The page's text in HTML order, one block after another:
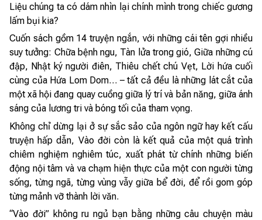
Liệu chúng ta có dám nhìn lại chính mình trong chiếc gương
lấm bụi kia?
Cuốn sách gồm 14 truyện ngắn, với những cái tên gợi nhiều
suy tưởng: Chữa bệnh ngu, Tàn lửa trong gió, Giữa những cú
đập, Nhật ký người điên, Thiêu chết chú Vẹt, Lời hứa cuối
cùng của Hứa Lom Dom… – tất cả đều là những lát cắt của
một xã hội đang quay cuồng giữa lý trí và bản năng, giữa ánh
sáng của lương tri và bóng tối của tham vọng.
Không chỉ dừng lại ở sự sắc sảo của ngôn ngữ hay kết cấu
truyện hấp dẫn, Vào đời còn là kết quả của một quá trình
chiêm nghiệm nghiêm túc, xuất phát từ chính những biến
động nội tâm và va chạm hiện thực của một con người từng
sống, từng ngã, từng vùng vẫy giữa bể đời, để rồi gom góp
từng mảnh vỡ thành lời văn.
“Vào đời” không ru ngủ bạn bằng những câu chuyện màu